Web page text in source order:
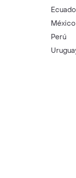
México
Perú